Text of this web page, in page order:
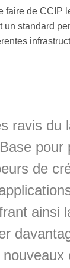
faire de CCIP
un standard
ravis du
pour
de
ainsi